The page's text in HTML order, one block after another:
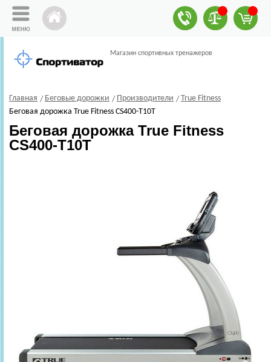
Магазин спортивных тренажеров
Главная Беговые дорожки Производители
True Fitness
Беговая дорожка True Fitness CS400-T10T
Беговая дорожка True Fitness
CS400-T10T